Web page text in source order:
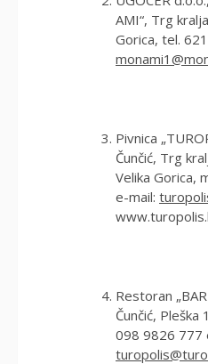
AMI“, Trg
Gorica, tel.
Pivnica
Čunčić, Trg
Velika
e-mail:
Restoran
Čunčić, Pleška
098 9826 777